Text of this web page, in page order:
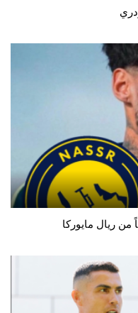
ريال مايوركا